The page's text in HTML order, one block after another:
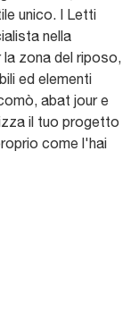
unico. I Letti
nella
zona del riposo,
ed elementi
abat jour e
il tuo progetto
come l'hai